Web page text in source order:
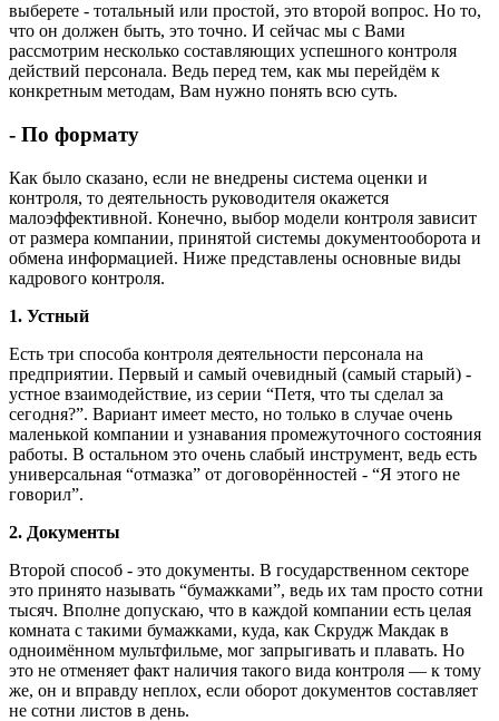
выберете - тотальный или простой, это второй вопрос. Но то,
что он должен быть, это точно. И сейчас мы с Вами
рассмотрим несколько составляющих успешного контроля
действий персонала. Ведь перед тем, как мы перейдём к
конкретным методам, Вам нужно понять всю суть.
- По формату
Как было сказано, если не внедрены система оценки и
контроля, то деятельность руководителя окажется
малоэффективной. Конечно, выбор модели контроля зависит
от размера компании, принятой системы документооборота и
обмена информацией. Ниже представлены основные виды
кадрового контроля.
1. Устный
Есть три способа контроля деятельности персонала на
предприятии. Первый и самый очевидный (самый старый) -
устное взаимодействие, из серии “Петя, что ты сделал за
сегодня?”. Вариант имеет место, но только в случае очень
маленькой компании и узнавания промежуточного состояния
работы. В остальном это очень слабый инструмент, ведь есть
универсальная “отмазка” от договорённостей - “Я этого не
говорил”.
2. Документы
Второй способ - это документы. В государственном секторе
это принято называть “бумажками”, ведь их там просто сотни
тысяч. Вполне допускаю, что в каждой компании есть целая
комната с такими бумажками, куда, как Скрудж Макдак в
одноимённом мультфильме, мог запрыгивать и плавать. Но
это не отменяет факт наличия такого вида контроля — к тому
же, он и вправду неплох, если оборот документов составляет
не сотни листов в день.